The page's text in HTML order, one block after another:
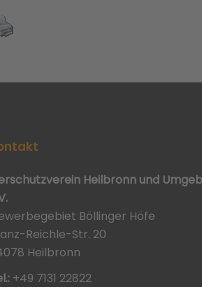
Heilbronn und
Böllinger Höfe
Reichle-Str. 20
Heilbronn
+49 7131 22822